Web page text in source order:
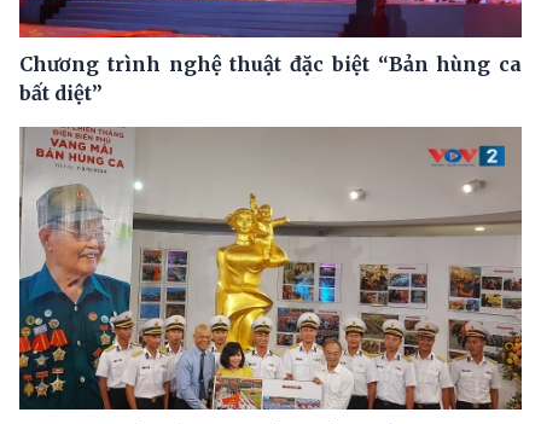
Chương trình nghệ thuật đặc biệt “Bản hùng ca
bất diệt”